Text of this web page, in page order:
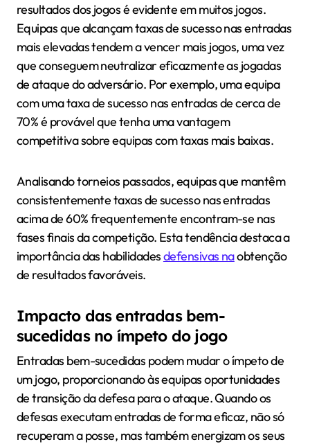
resultados dos jogos é evidente em muitos jogos.
Equipas que alcançam taxas de sucesso nas entradas
mais elevadas tendem a vencer mais jogos, uma vez
que conseguem neutralizar eficazmente as jogadas
de ataque do adversário. Por exemplo, uma equipa
com uma taxa de sucesso nas entradas de cerca de
70% é provável que tenha uma vantagem
competitiva sobre equipas com taxas mais baixas.
Analisando torneios passados, equipas que mantêm
consistentemente taxas de sucesso nas entradas
acima de 60% frequentemente encontram-se nas
fases finais da competição. Esta tendência destaca a
importância das habilidadesdefensivas naobtenção
de resultados favoráveis.
Impacto das entradas bem-
sucedidas no ímpeto do jogo
Entradas bem-sucedidas podem mudar o ímpeto de
um jogo, proporcionando às equipas oportunidades
de transição da defesa para o ataque. Quando os
defesas executam entradas de forma eficaz, não só
recuperam a posse, mas também energizam os seus